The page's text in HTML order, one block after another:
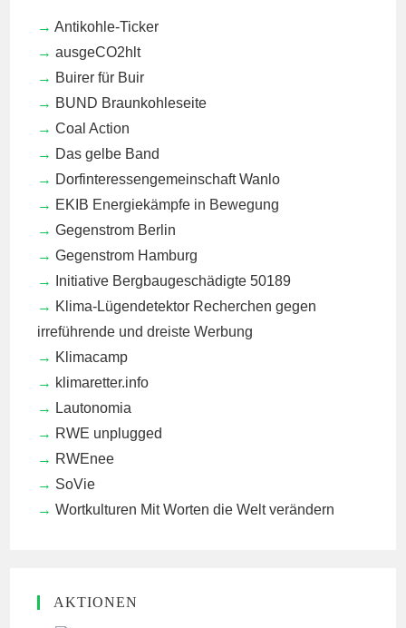
Antikohle-Ticker
ausgeCO2hlt
Buirer für Buir
BUND Braunkohleseite
Coal Action
Das gelbe Band
Dorfinteressengemeinschaft Wanlo
EKIB Energiekämpfe in Bewegung
Gegenstrom Berlin
Gegenstrom Hamburg
Initiative Bergbaugeschädigte 50189
Klima-Lügendetektor Recherchen gegen
irreführende und dreiste Werbung
Klimacamp
klimaretter.info
Lautonomia
RWE unplugged
RWEnee
SoVie
Wortkulturen Mit Worten die Welt verändern
AKTIONEN